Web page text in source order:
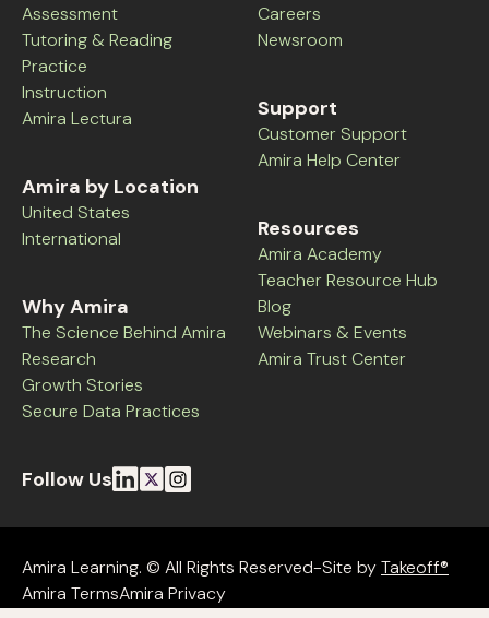
Assessment
Tutoring & Reading
Practice
Instruction
Amira Lectura
Amira by Location
United States
International
Why Amira
The Science Behind Amira
Research
Growth Stories
Secure Data Practices
Careers
Newsroom
Support
Customer Support
Amira Help Center
Resources
Amira Academy
Teacher Resource Hub
Blog
Webinars & Events
Amira Trust Center
Follow Us
Amira Learning. © All Rights Reserved-Site byTakeoff®
Amira TermsAmira Privacy